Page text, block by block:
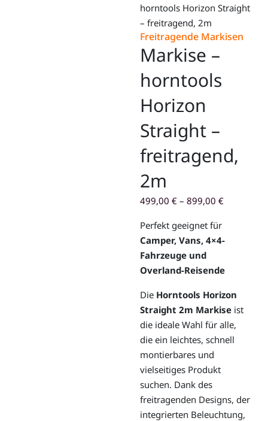
horntools Horizon Straight
– freitragend, 2m
Freitragende Markisen
Markise –
horntools
Horizon
Straight –
freitragend,
2m
499,00 € – 899,00 €
Perfekt geeignet für
Camper, Vans, 4×4-
Fahrzeuge und
Overland-Reisende
Die Horntools Horizon
Straight 2m Markise ist
die ideale Wahl für alle,
die ein leichtes, schnell
montierbares und
vielseitiges Produkt
suchen. Dank des
freitragenden Designs, der
integrierten Beleuchtung,